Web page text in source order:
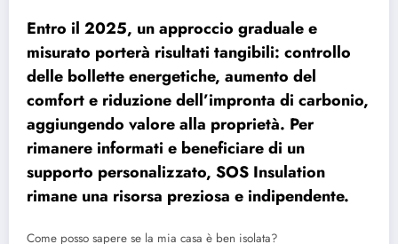
Entro il 2025, un approccio graduale e
misurato porterà risultati tangibili: controllo
delle bollette energetiche, aumento del
comfort e riduzione dell’impronta di carbonio,
aggiungendo valore alla proprietà. Per
rimanere informati e beneficiare di un
supporto personalizzato, SOS Insulation
rimane una risorsa preziosa e indipendente.
Come posso sapere se la mia casa è ben isolata?